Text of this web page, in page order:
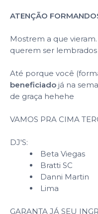
ATENÇÃO
Mostrem a que
querem ser
Até porque você
beneficiado já na
de graça hehehe
VAMOS PRA CIMA
DJ'S:
Beta Viegas
Bratti SC
Danni Martin
Lima
GARANTA JÁ SEU